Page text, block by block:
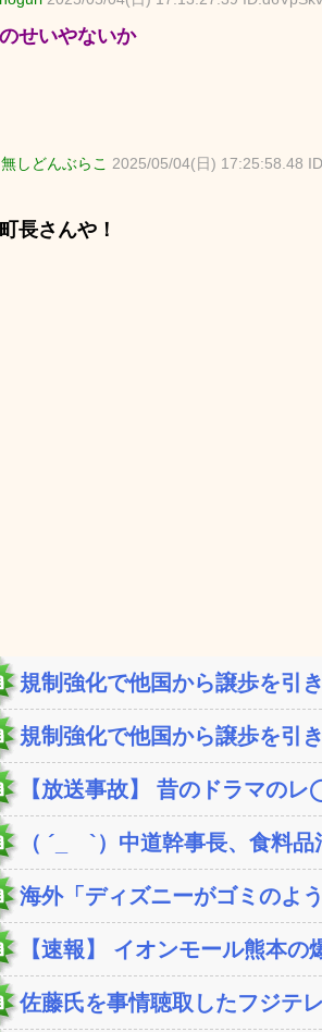
せいやないか
しどんぶらこ 2025/05/04(日) 17:25:58.48
長さんや！
規制強化で他国から譲歩を引
規制強化で他国から譲歩を引
【放送事故】 昔のドラマの
（ ´_ゝ`）中道幹事長、食料
海外「ディズニーがゴミのよ
【速報】 イオンモール熊本の
佐藤氏を事情聴取したフジテ